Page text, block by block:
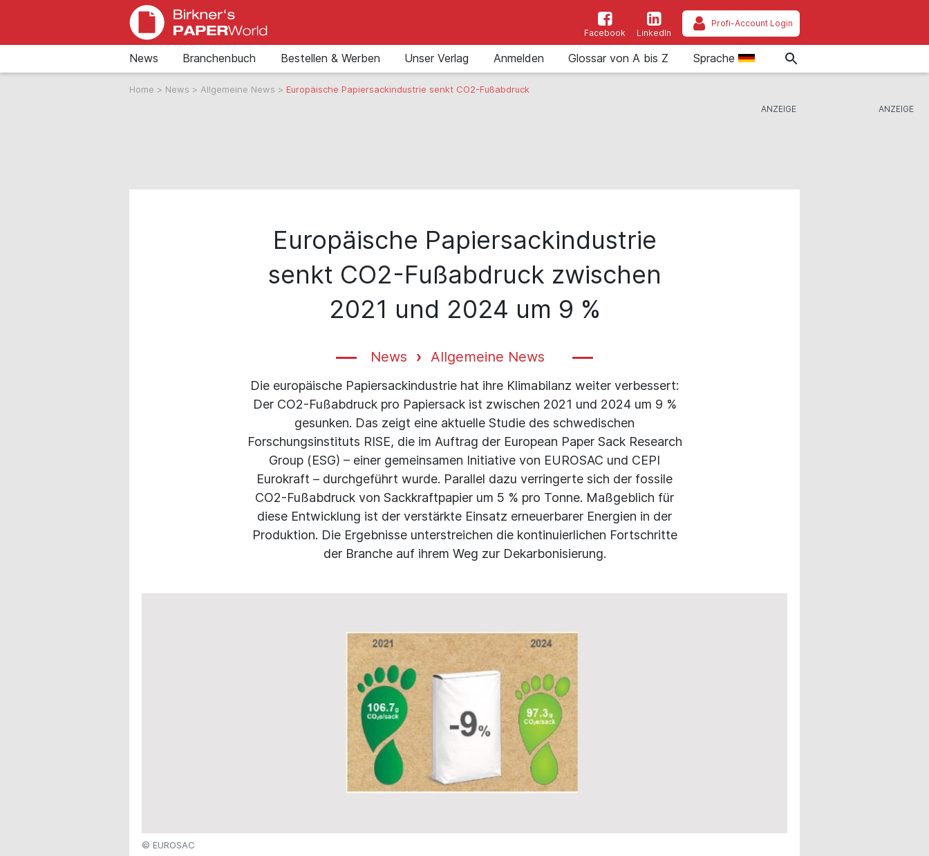
Facebook LinkedIn
Profi-Account Login
News Branchenbuch Bestellen & Werben Unser Verlag Anmelden Glossar von A bis Z Sprache
Home > News > Allgemeine News > Europäische Papiersackindustrie senkt CO2-Fußabdruck
Europäische Papiersackindustrie
senkt CO2-Fußabdruck zwischen
2021 und 2024 um 9 %
News Allgemeine News
Die europäische Papiersackindustrie hat ihre Klimabilanz weiter verbessert:
Der CO2-Fußabdruck pro Papiersack ist zwischen 2021 und 2024 um 9 %
gesunken. Das zeigt eine aktuelle Studie des schwedischen
Forschungsinstituts RISE, die im Auftrag der European Paper Sack Research
Group (ESG) – einer gemeinsamen Initiative von EUROSAC und CEPI
Eurokraft – durchgeführt wurde. Parallel dazu verringerte sich der fossile
CO2-Fußabdruck von Sackkraftpapier um 5 % pro Tonne. Maßgeblich für
diese Entwicklung ist der verstärkte Einsatz erneuerbarer Energien in der
Produktion. Die Ergebnisse unterstreichen die kontinuierlichen Fortschritte
der Branche auf ihrem Weg zur Dekarbonisierung.
© EUROSAC